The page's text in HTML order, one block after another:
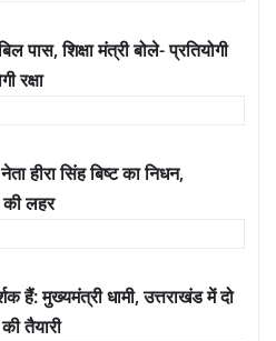
पास, शिक्षा मंत्री बोले- प्रतियोगी
रक्षा
हीरा सिंह बिष्ट का निधन,
की लहर
हैं: मुख्यमंत्री धामी, उत्तराखंड में दो
तैयारी